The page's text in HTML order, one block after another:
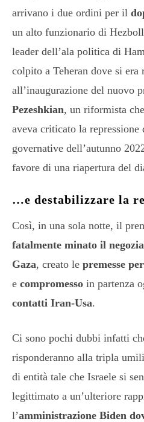
arrivano i due ordini per il
un alto funzionario di
leader dell’ala politica di
colpito a Teheran dove si era
all’inaugurazione del nuovo
Pezeshkian, un riformista
aveva criticato la repressione
governative dell’autunno
favore di una riapertura del
…e destabilizzare la
Così, in una sola notte, il
fatalmente minato il
Gaza, creato le premesse
e compromesso in partenza
contatti Iran-Usa.
Ci sono pochi dubbi infatti
risponderanno alla tripla
di entità tale che Israele si
legittimato a un’ulteriore
l’amministrazione Biden